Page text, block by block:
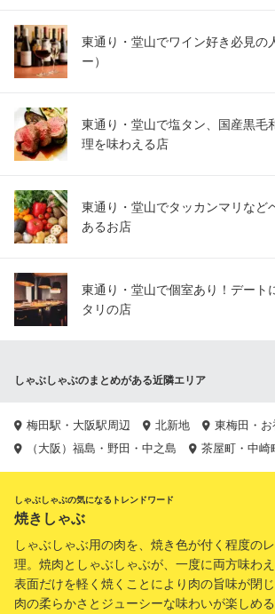
東通り・堂山でワイン好き必見の
ー）
東通り・堂山で塩タン、国産黒毛
理を味わえる店
東通り・堂山でタッカンマリなど
あるお店
東通り・堂山で個室あり！デート
タリの店
しゃぶしゃぶのまとめがある近隣エリア
梅田駅・大阪駅周辺 北新地
東梅田・
（大阪）福島・野田・中之島
茶屋町・中崎
しゃぶしゃぶの気になるトレンドワード
焼きしゃぶ
しゃぶしゃぶ用の肉を、焼き色が付く程度の
理。焼肉としゃぶしゃぶが、一度に両方味わえ
表面だけを軽く焼くことにより肉の旨味が閉じ
肉の柔らかさとジューシーな味わいが楽しめ